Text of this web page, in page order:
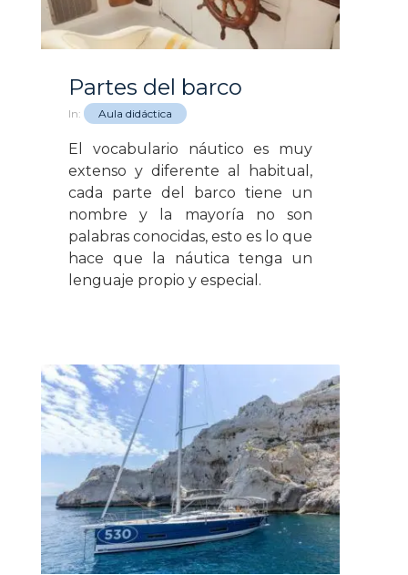
Partes del barco
In: Aula didáctica
El vocabulario náutico es muy
extenso y diferente al habitual,
cada parte del barco tiene un
nombre y la mayoría no son
palabras conocidas, esto es lo que
hace que la náutica tenga un
lenguaje propio y especial.